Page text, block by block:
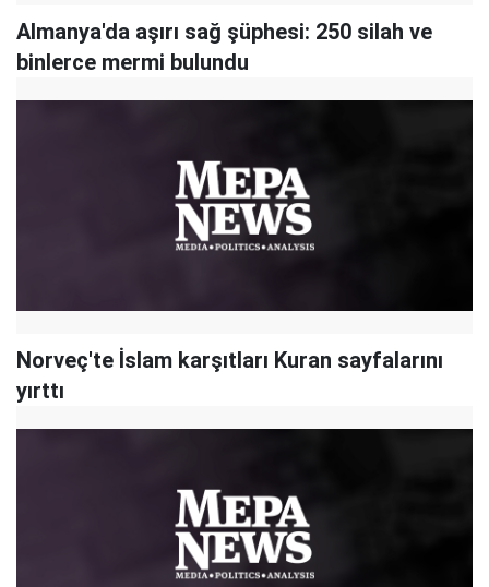
Almanya'da aşırı sağ şüphesi: 250 silah ve
binlerce mermi bulundu
Norveç'te İslam karşıtları Kuran sayfalarını
yırttı